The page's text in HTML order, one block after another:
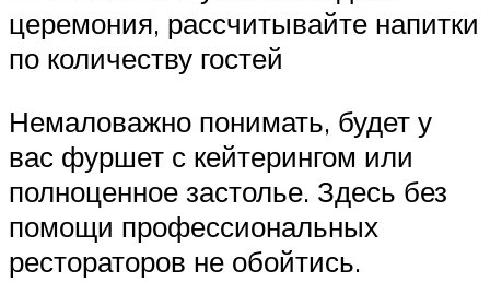
церемония, рассчитывайте напитки
по количеству гостей
Немаловажно понимать, будет у
вас фуршет с кейтерингом или
полноценное застолье. Здесь без
помощи профессиональных
рестораторов не обойтись.